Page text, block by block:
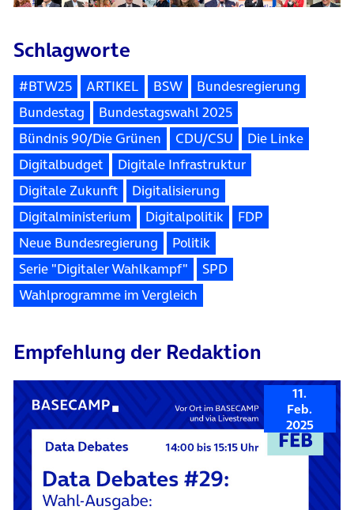
Schlagworte
#BTW25 ARTIKEL BSW
Bundesregierung
Bundestag
Bundestagswahl 2025
Bündnis 90/Die Grünen
CDU/CSU
Die Linke
Digitalbudget
Digitale Infrastruktur
Digitale Zukunft
Digitalisierung
Digitalministerium
Digitalpolitik
FDP
Neue Bundesregierung
Politik
Serie "Digitaler Wahlkampf"
SPD
Wahlprogramme im Vergleich
Empfehlung der Redaktion
11.
Feb.
2025